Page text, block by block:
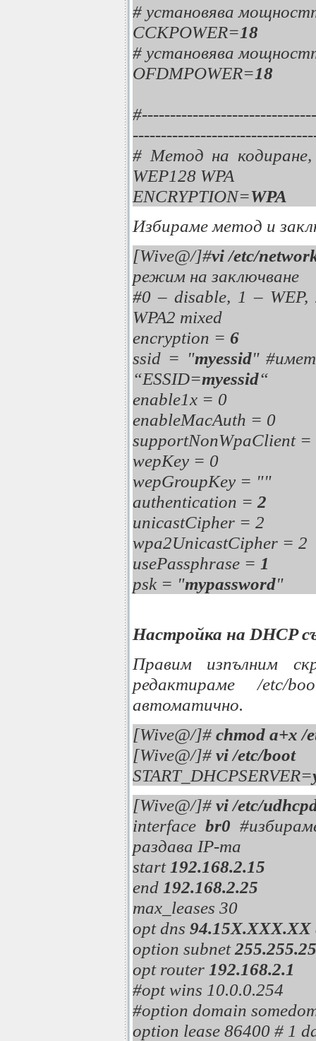
# установява
CCKPOWER=18
# установява
OFDMPOWER=18
# Метод на кодиране,
WEP128 WPA
ENCRYPTION=WPA
Избираме метод и
[Wive@/]#vi /etc/
режим на заключване
#0 – disable, 1 –
WPA2 mixed
encryption = 6
ssid = "myessid"
“ESSID=myessid“
enable1x = 0
enableMacAuth = 0
supportNonWpaClient =
wepKey = 0
wepGroupKey = ""
authentication = 2
unicastCipher = 2
wpa2UnicastCipher = 2
usePassphrase = 1
psk = "mypassword"
Настройка на DHCP
Правим изпълним
редактираме /etc/
автоматично.
[Wive@/]# chmod a+x /
[Wive@/]# vi /etc/boot
START_DHCPSERVER=
[Wive@/]# vi /etc/
interface br0
раздава IP-та
start 192.168.2.15
end 192.168.2.25
max_leases 30
opt dns 94.15X.XXX.XX
option subnet
opt router 192.168.2.1
#opt wins 10.0.0.254
#option domain
option lease 86400 # 1